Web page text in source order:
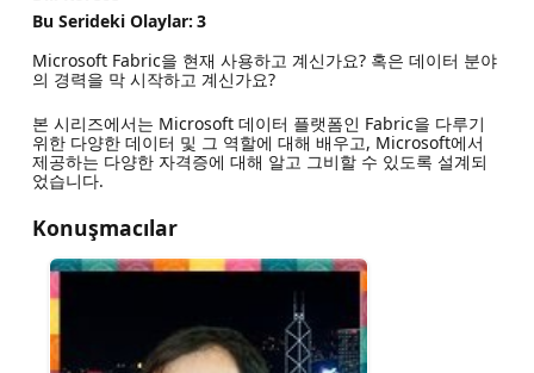
Bu Serideki Olaylar: 3
Microsoft Fabric을 현재 사용하고 계신가요? 혹은 데이터 분야
의 경력을 막 시작하고 계신가요?
본 시리즈에서는 Microsoft 데이터 플랫폼인 Fabric을 다루기
위한 다양한 데이터 및 그 역할에 대해 배우고, Microsoft에서
제공하는 다양한 자격증에 대해 알고 그비할 수 있도록 설계되
었습니다.
Konuşmacılar